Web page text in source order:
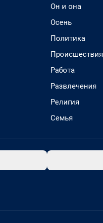
Он и она
Осень
Политика
Происшествия
Работа
Развлечения
Религия
Семья